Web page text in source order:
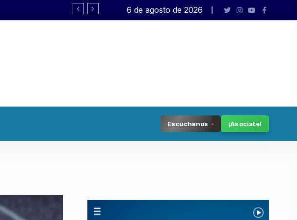
Tenemos patria
6 de agosto de 2026
Escuchanos ¡Asociate!